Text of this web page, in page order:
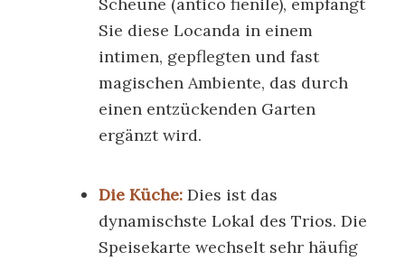
Sie diese Locanda in einem
intimen, gepflegten und fast
magischen Ambiente, das durch
einen entzückenden Garten
ergänzt wird.
Die Küche:Dies ist das
dynamischste Lokal des Trios. Die
Speisekarte wechselt sehr häufig